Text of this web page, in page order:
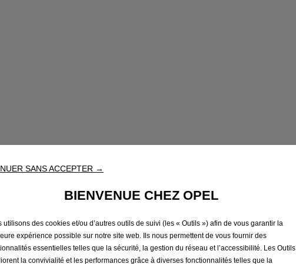
SANS ACCEPTER →
BIENVENUE CHEZ OPEL
utilisons des cookies et/ou d’autres outils de suivi (les « Outils ») afin de vous garantir la
expérience possible sur notre site web. Ils nous permettent de vous fournir des
essentielles telles que la sécurité, la gestion du réseau et l’accessibilité. Les Outils
la convivialité et les performances grâce à diverses fonctionnalités telles que la